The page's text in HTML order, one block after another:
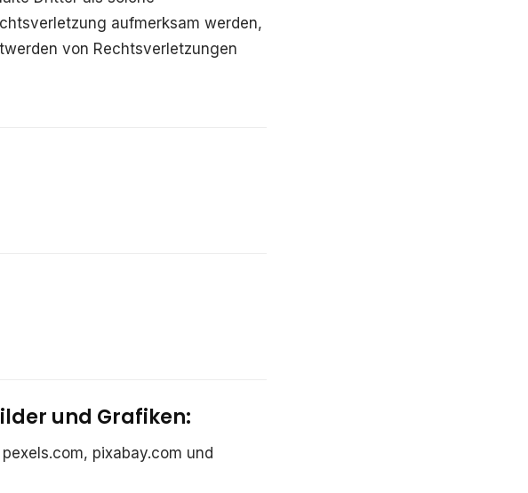
aufmerksam werden,
von Rechtsverletzungen
und Grafiken:
pixabay.com und